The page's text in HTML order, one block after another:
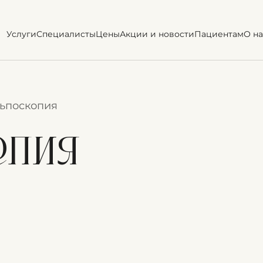
УслугиСпециалистыЦеныАкции и новостиПациентамО